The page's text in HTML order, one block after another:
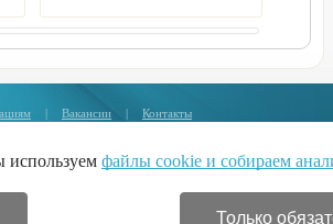
| Вакансии | Контакты
Санкт-Петербург:
бесплатные звонки из регионов:
файлы cookie и собираем
Только